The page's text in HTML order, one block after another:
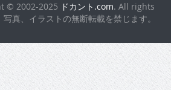
© 2002-2025 ドカント.com. All rights
真、イラストの無断転載を禁じます。